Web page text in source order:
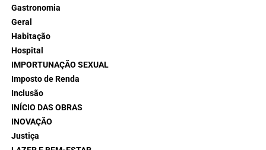
Gastronomia
Geral
Habitação
Hospital
IMPORTUNAÇÃO SEXUAL
Imposto de Renda
Inclusão
INÍCIO DAS OBRAS
INOVAÇÃO
Justiça